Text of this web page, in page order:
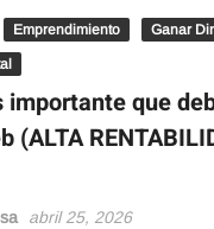
Emprendimiento Ganar
importante que
(ALTA
abril 25, 2026